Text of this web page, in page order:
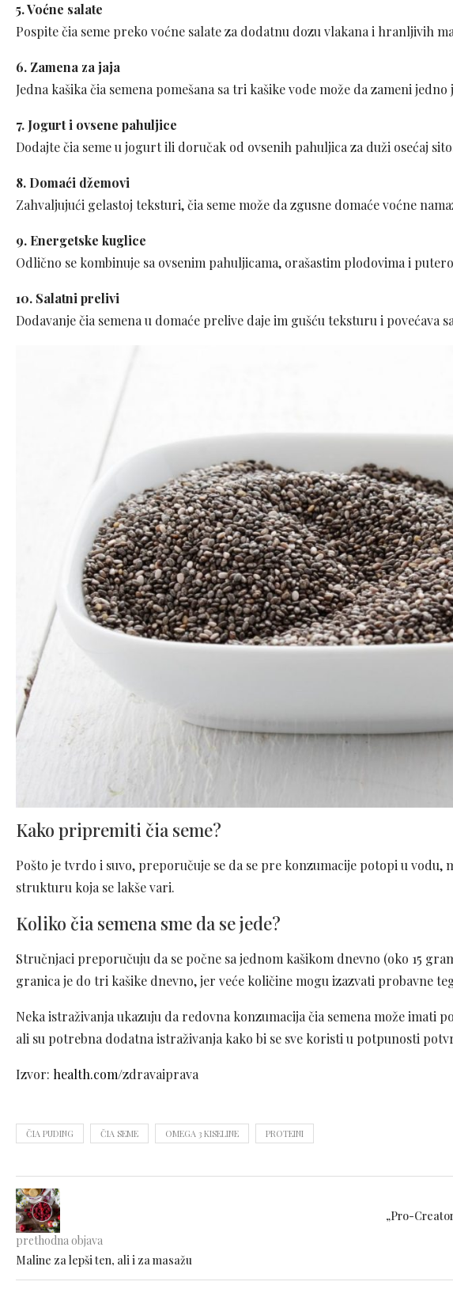
5. Voćne salate
Pospite čia seme preko voćne salate za dodatnu dozu vlakana i hranljivih
6. Zamena za jaja
Jedna kašika čia semena pomešana sa tri kašike vode može da zameni
7. Jogurt i ovsene pahuljice
Dodajte čia seme u jogurt ili doručak od ovsenih pahuljica za duži osećaj
8. Domaći džemovi
Zahvaljujući gelastoj teksturi, čia seme može da zgusne domaće voćne
9. Energetske kuglice
Odlično se kombinuje sa ovsenim pahuljicama, orašastim plodovima i
10. Salatni prelivi
Dodavanje čia semena u domaće prelive daje im gušću teksturu i povećava
Kako pripremiti čia seme?
Pošto je tvrdo i suvo, preporučuje se da se pre konzumacije potopi u vodu,
strukturu koja se lakše vari.
Koliko čia semena sme da se jede?
Stručnjaci preporučuju da se počne sa jednom kašikom dnevno (oko 15
granica je do tri kašike dnevno, jer veće količine mogu izazvati probavne
Neka istraživanja ukazuju da redovna konzumacija čia semena može imati
ali su potrebna dodatna istraživanja kako bi se sve koristi u potpunosti
Izvor: health.com/zdravaiprava
ČIA PUDING ČIA SEME OMEGA 3 KISELINE PROTEINI
prethodna objava
Maline za lepši ten, ali i za masažu
„Pro-